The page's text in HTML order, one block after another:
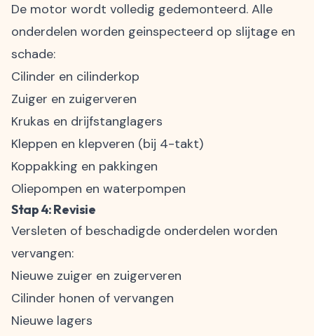
De motor wordt volledig gedemonteerd. Alle
onderdelen worden geinspecteerd op slijtage en
schade:
Cilinder en cilinderkop
Zuiger en zuigerveren
Krukas en drijfstanglagers
Kleppen en klepveren (bij 4-takt)
Koppakking en pakkingen
Oliepompen en waterpompen
Stap 4: Revisie
Versleten of beschadigde onderdelen worden
vervangen:
Nieuwe zuiger en zuigerveren
Cilinder honen of vervangen
Nieuwe lagers